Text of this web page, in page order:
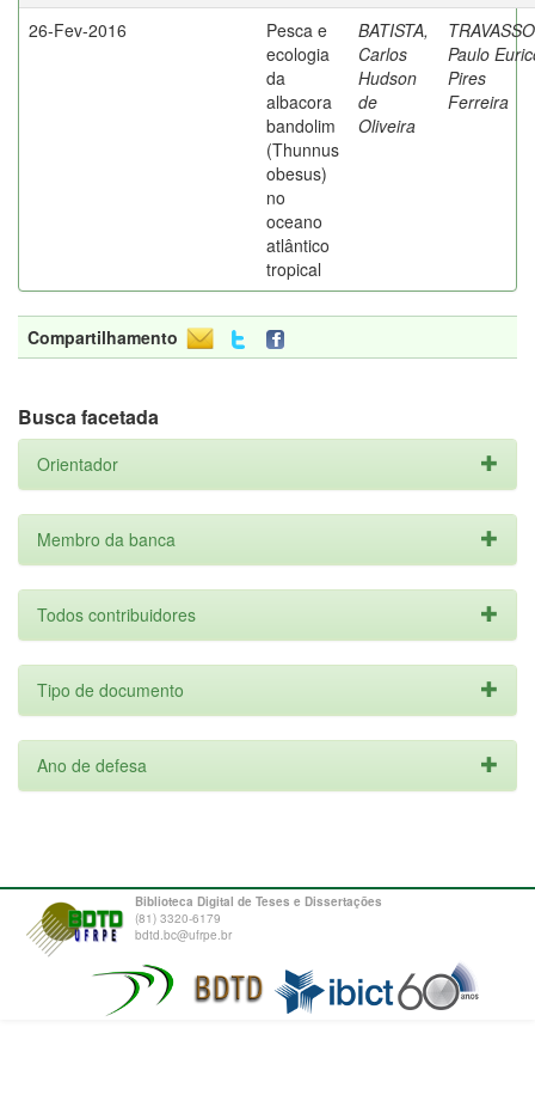
26-Fev-2016
Pesca e
ecologia
da
albacora
bandolim
(Thunnus
obesus)
no
oceano
atlântico
tropical
BATISTA,
Carlos
Hudson
de
Oliveira
Paulo
Pires
Ferreira
Compartilhamento
Busca facetada
Orientador
Membro da banca
Todos contribuidores
Tipo de documento
Ano de defesa
Biblioteca Digital de Teses e Dissertações
(81) 3320-6179
bdtd.bc@ufrpe.br